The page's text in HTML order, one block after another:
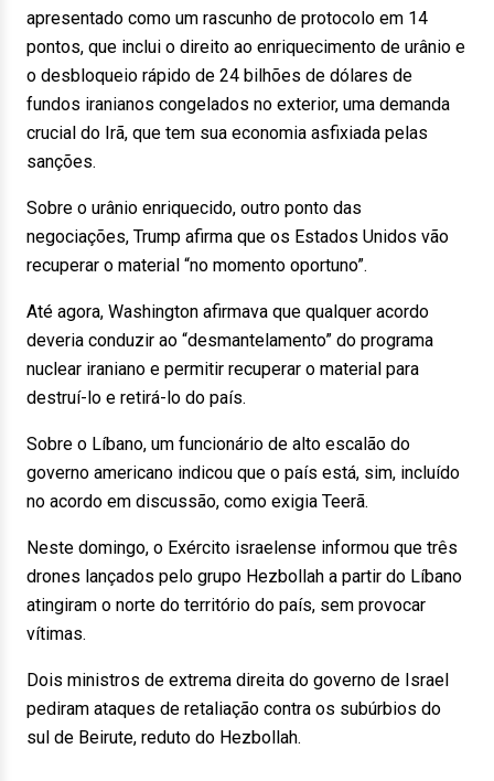
apresentado como um rascunho de protocolo em 14
pontos, que inclui o direito ao enriquecimento de urânio e
o desbloqueio rápido de 24 bilhões de dólares de
fundos iranianos congelados no exterior, uma demanda
crucial do Irã, que tem sua economia asfixiada pelas
sanções.
Sobre o urânio enriquecido, outro ponto das
negociações, Trump afirma que os Estados Unidos vão
recuperar o material “no momento oportuno”.
Até agora, Washington afirmava que qualquer acordo
deveria conduzir ao “desmantelamento” do programa
nuclear iraniano e permitir recuperar o material para
destruí-lo e retirá-lo do país.
Sobre o Líbano, um funcionário de alto escalão do
governo americano indicou que o país está, sim, incluído
no acordo em discussão, como exigia Teerã.
Neste domingo, o Exército israelense informou que três
drones lançados pelo grupo Hezbollah a partir do Líbano
atingiram o norte do território do país, sem provocar
vítimas.
Dois ministros de extrema direita do governo de Israel
pediram ataques de retaliação contra os subúrbios do
sul de Beirute, reduto do Hezbollah.